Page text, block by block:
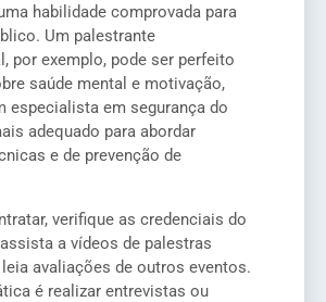
habilidade comprovada para
Um palestrante
por exemplo, pode ser perfeito
saúde mental e motivação,
especialista em segurança do
adequado para abordar
e de prevenção de
verifique as credenciais do
a vídeos de palestras
avaliações de outros eventos.
é realizar entrevistas ou